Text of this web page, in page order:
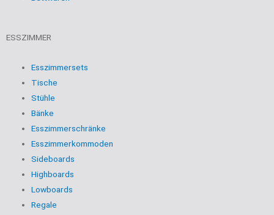
ESSZIMMER
Esszimmersets
Tische
Stühle
Bänke
Esszimmerschränke
Esszimmerkommoden
Sideboards
Highboards
Lowboards
Regale